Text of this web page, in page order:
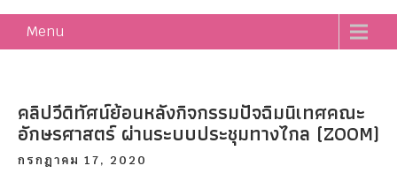
Menu
คลิปวีดิทัศน์ย้อนหลังกิจกรรมปัจฉิมนิเทศคณะ
อักษรศาสตร์ ผ่านระบบประชุมทางไกล (ZOOM)
กรกฎาคม 17, 2020